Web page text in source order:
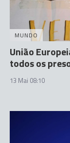
MUNDO
União
todos os
13 Mai 08:10